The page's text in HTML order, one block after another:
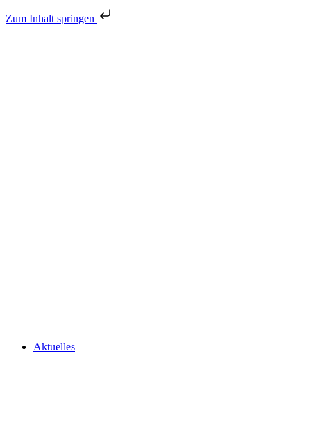
Zum Inhalt springen
Aktuelles